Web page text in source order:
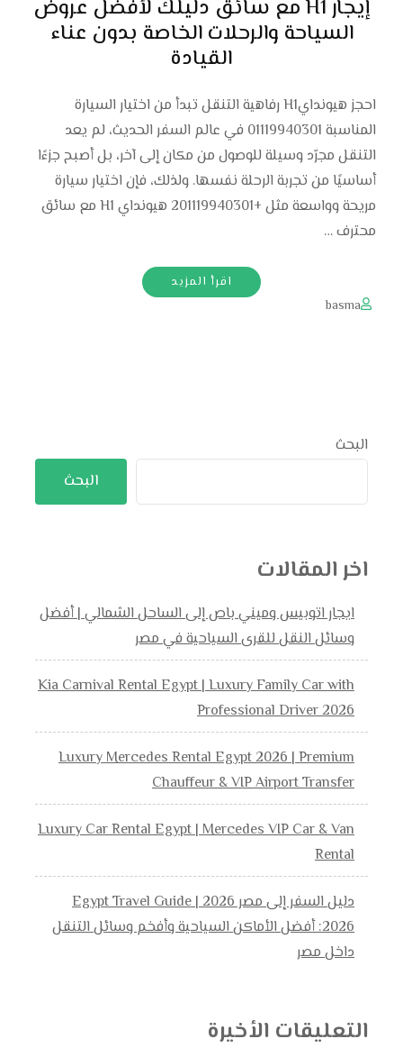
إيجار H1 مع سائق دليلك لأفضل عروض
السياحة والرحلات الخاصة بدون عناء
القيادة
احجز هيوندايH1 رفاهية التنقل تبدأ من اختيار السيارة
المناسبة 01119940301 في عالم السفر الحديث، لم يعد
التنقل مجرّد وسيلة للوصول من مكان إلى آخر، بل أصبح جزءًا
أساسيًا من تجربة الرحلة نفسها. ولذلك، فإن اختيار سيارة
مريحة وواسعة مثل +201119940301 هيونداي H1 مع سائق
محترف …
اقرأ المزيد
basma
البحث
البحث
اخر المقالات
ايجار اتوبيس وميني باص إلى الساحل الشمالي | أفضل
وسائل النقل للقرى السياحية في مصر
Kia Carnival Rental Egypt | Luxury Family Car with
Professional Driver 2026
Luxury Mercedes Rental Egypt 2026 | Premium
Chauffeur & VIP Airport Transfer
Luxury Car Rental Egypt | Mercedes VIP Car & Van
Rental
دليل السفر إلى مصر 2026 | Egypt Travel Guide
2026: أفضل الأماكن السياحية وأفخم وسائل التنقل
داخل مصر
التعليقات الأخيرة